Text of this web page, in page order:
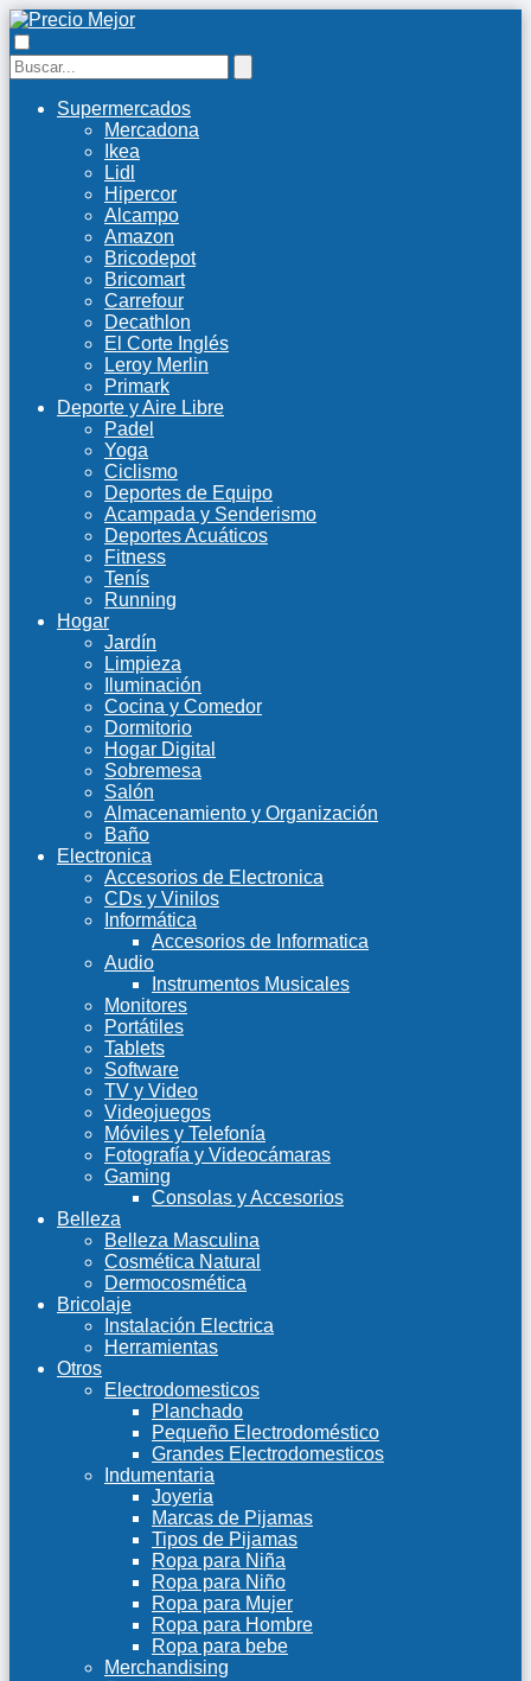
Supermercados
Mercadona
Ikea
Lidl
Hipercor
Alcampo
Amazon
Bricodepot
Bricomart
Carrefour
Decathlon
El Corte Inglés
Leroy Merlin
Primark
Deporte y Aire Libre
Padel
Yoga
Ciclismo
Deportes de Equipo
Acampada y Senderismo
Deportes Acuáticos
Fitness
Tenís
Running
Hogar
Jardín
Limpieza
Iluminación
Cocina y Comedor
Dormitorio
Hogar Digital
Sobremesa
Salón
Almacenamiento y Organización
Baño
Electronica
Accesorios de Electronica
CDs y Vinilos
Informática
Accesorios de Informatica
Audio
Instrumentos Musicales
Monitores
Portátiles
Tablets
Software
TV y Video
Videojuegos
Móviles y Telefonía
Fotografía y Videocámaras
Gaming
Consolas y Accesorios
Belleza
Belleza Masculina
Cosmética Natural
Dermocosmética
Bricolaje
Instalación Electrica
Herramientas
Otros
Electrodomesticos
Planchado
Pequeño Electrodoméstico
Grandes Electrodomesticos
Indumentaria
Joyeria
Marcas de Pijamas
Tipos de Pijamas
Ropa para Niña
Ropa para Niño
Ropa para Mujer
Ropa para Hombre
Ropa para bebe
Merchandising